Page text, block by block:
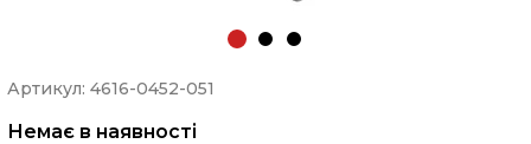
Артикул: 4616-0452-051
Немає в наявності